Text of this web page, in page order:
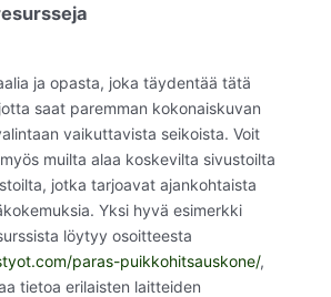
ja opasta, joka täydentää tätä
saat paremman kokonaiskuvan
vaikuttavista seikoista. Voit
muilta alaa koskevilta sivustoilta
jotka tarjoavat ajankohtaista
Yksi hyvä esimerkki
löytyy osoitteesta
paras-puikkohitsauskone/,
tietoa erilaisten laitteiden